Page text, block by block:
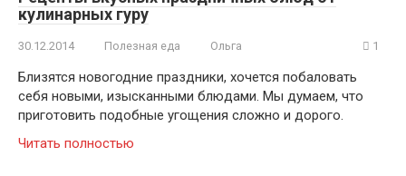
кулинарных гуру
30.12.2014 Полезная еда Ольга 1
Близятся новогодние праздники, хочется побаловать
себя новыми, изысканными блюдами. Мы думаем, что
приготовить подобные угощения сложно и дорого.
Читать полностью